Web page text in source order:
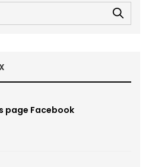
page Facebook